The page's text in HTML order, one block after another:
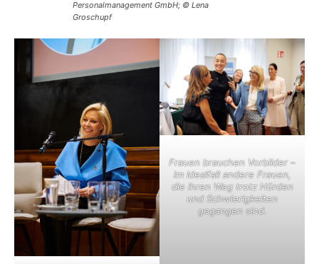
Personalmanagement GmbH; © Lena
Groschupf
Frauen brauchen Vorbilder –
im Idealfall andere Frauen,
die ihren Weg trotz Hürden
und Schwierigkeiten
gegangen sind.